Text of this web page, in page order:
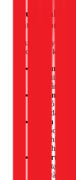
Nguyên nhân
giặt bị hỏng
Hiểu rõ nguyên
thọ cho linh kiện
Hao mòn tự
các chi tiết
yếu dần và
Nguồn điện
vực có điện
cuộn dây của
Vật lạ kẹt
kẹp tóc... từ
này khiến
cháy, hỏng.
Môi trường
nước tạt vào
điện và bộ